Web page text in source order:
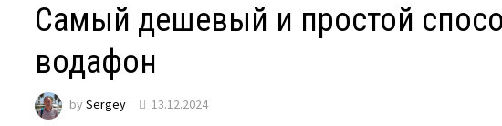
Самый дешевый и простой
водафон
bySergey 13.12.2024